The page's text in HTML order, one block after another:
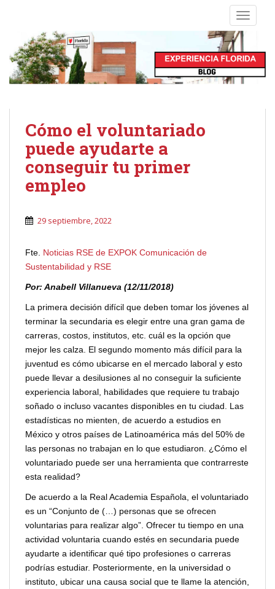
Cómo el voluntariado
puede ayudarte a
conseguir tu primer
empleo
29 septiembre, 2022
Fte. Noticias RSE de EXPOK Comunicación de
Sustentabilidad y RSE
Por: Anabell Villanueva (12/11/2018)
La primera decisión difícil que deben tomar los jóvenes al
terminar la secundaria es elegir entre una gran gama de
carreras, costos, institutos, etc. cuál es la opción que
mejor les calza. El segundo momento más difícil para la
juventud es cómo ubicarse en el mercado laboral y esto
puede llevar a desilusiones al no conseguir la suficiente
experiencia laboral, habilidades que requiere tu trabajo
soñado o incluso vacantes disponibles en tu ciudad. Las
estadísticas no mienten, de acuerdo a estudios en
México y otros países de Latinoamérica más del 50% de
las personas no trabajan en lo que estudiaron. ¿Cómo el
voluntariado puede ser una herramienta que contrarreste
esta realidad?
De acuerdo a la Real Academia Española, el voluntariado
es un “Conjunto de (…) personas que se ofrecen
voluntarias para realizar algo”. Ofrecer tu tiempo en una
actividad voluntaria cuando estés en secundaria puede
ayudarte a identificar qué tipo profesiones o carreras
podrías estudiar. Posteriormente, en la universidad o
instituto, ubicar una causa social que te llame la atención,